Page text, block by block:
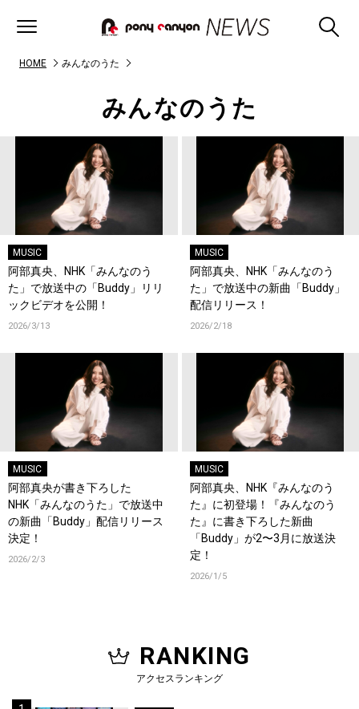
HOME みんなのうた
みんなのうた
MUSIC
阿部真央、NHK「みんなのう
た」で放送中の「Buddy」リリ
ックビデオを公開！
2026/3/13
MUSIC
阿部真央、NHK「みんなのう
た」で放送中の新曲「Buddy」
配信リリース！
2026/2/18
MUSIC
阿部真央が書き下ろした
NHK「みんなのうた」で放送中
の新曲「Buddy」配信リリース
決定！
2026/2/3
MUSIC
阿部真央、NHK『みんなのう
た』に初登場！『みんなのう
た』に書き下ろした新曲
「Buddy」が2〜3月に放送決
定！
2026/1/5
RANKING
アクセスランキング